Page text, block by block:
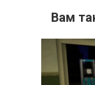
Вам